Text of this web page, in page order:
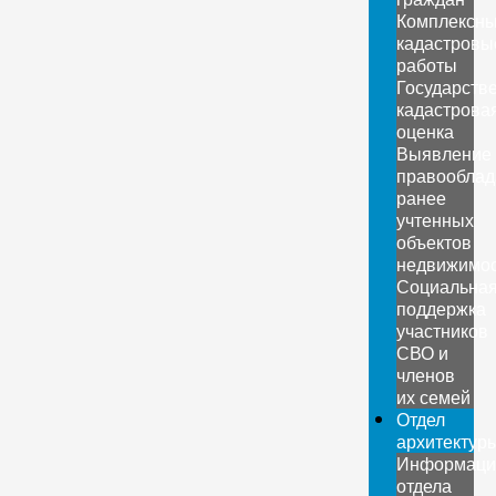
работы
оценка
Выявление
ранее
учтенных
объектов
поддержка
участников
СВО и
членов
их семей
Отдел
отдела